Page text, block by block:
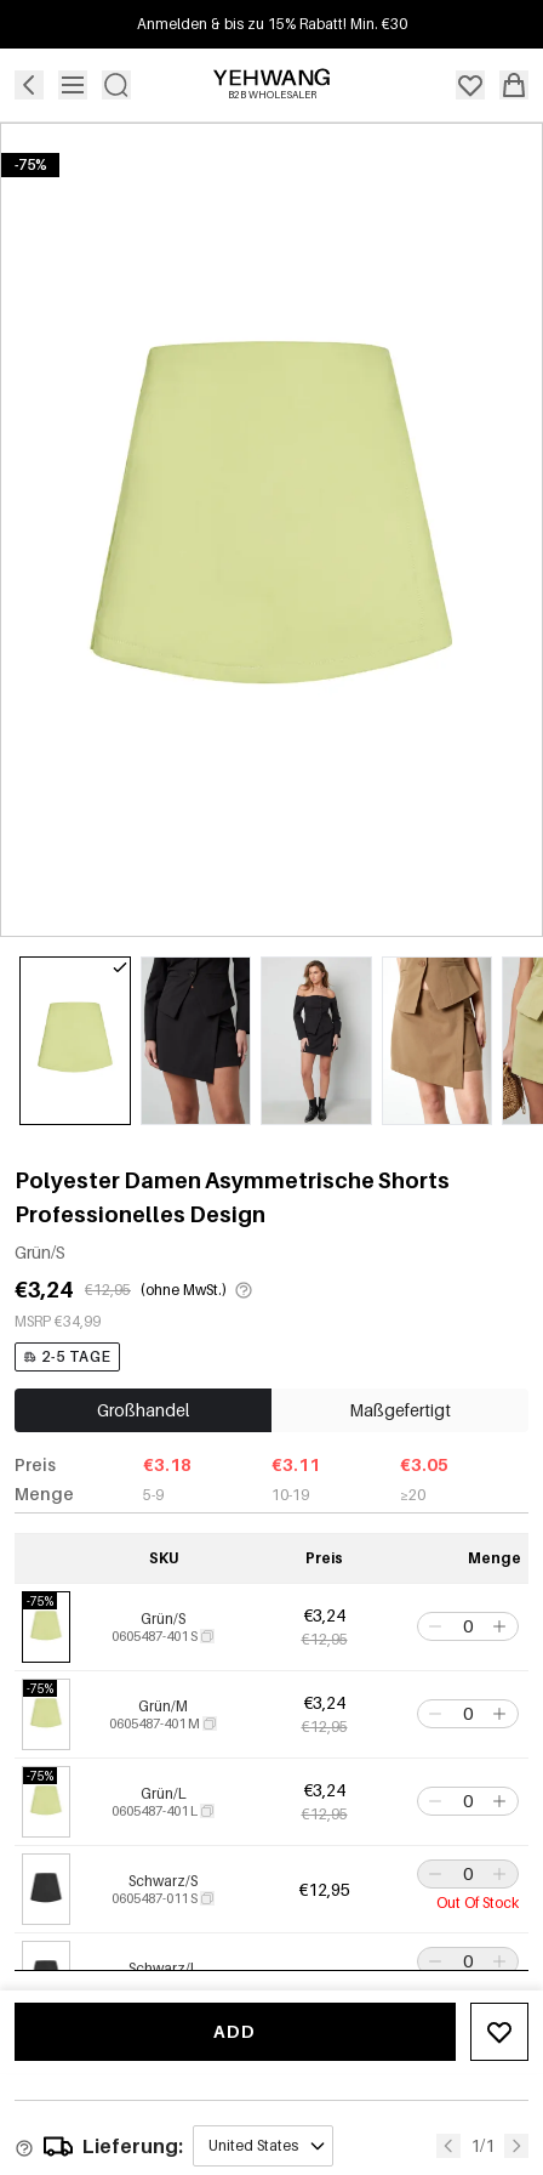
Anmelden & bis zu 15% Rabatt! Min. €30
B2B WHOLESALER
-75%
Polyester Damen Asymmetrische Shorts
Professionelles Design
Grün/S
€3,24 €12,95 (ohne MwSt.)
MSRP €34,99
2-5 TAGE
Großhandel Maßgefertigt
Preis
Menge
€3.18
5-9
€3.11
10-19
€3.05
≥20
SKU Preis Menge
-75%
Grün/S
0605487-401 S
€3,24
€12,95
-75%
Grün/M
0605487-401 M
€3,24
€12,95
-75%
Grün/L
0605487-401 L
€3,24
€12,95
Schwarz/S
0605487-011 S €12,95
Out Of Stock
Schwarz/L €12,95
Rosa/M
0605487-331 M
€3,24
€12,95
ADD
Lieferung: United States 1/1